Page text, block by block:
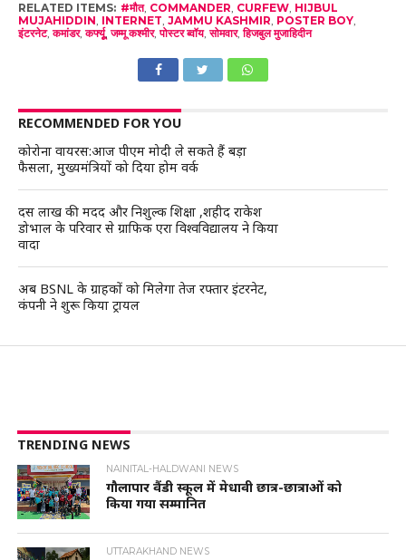
RELATED ITEMS: #मौत, COMMANDER, CURFEW, HIJBUL
MUJAHIDDIN, INTERNET, JAMMU KASHMIR, POSTER BOY,
इंटरनेट,कमांडर,कर्फ्यूू,जम्मू कश्मीर,पोस्टर ब्वॉय,सोमवार,हिजबुल मुजाहिदीन
RECOMMENDED FOR YOU
कोरोना वायरस:आज पीएम मोदी ले सकते हैं बड़ा
फैसला, मुख्यमंत्रियों को दिया होम वर्क
दस लाख की मदद और निशुल्क शिक्षा ,शहीद राकेश
डोभाल के परिवार से ग्राफिक एरा विश्वविद्यालय ने किया
वादा
अब BSNL के ग्राहकों को मिलेगा तेज रफ्तार इंटरनेट,
कंपनी ने शुरू किया ट्रायल
TRENDING NEWS
NAINITAL-HALDWANI NEWS
गौलापार वैंडी स्कूल में मेधावी छात्र-छात्राओं को
किया गया सम्मानित
UTTARAKHAND NEWS